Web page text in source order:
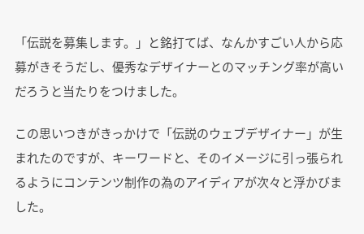
「伝説を募集します。」と銘打てば、なんかすごい人から応
募がきそうだし、優秀なデザイナーとのマッチング率が高い
だろうと当たりをつけました。
この思いつきがきっかけで「伝説のウェブデザイナー」が生
まれたのですが、キーワードと、そのイメージに引っ張られ
るようにコンテンツ制作の為のアイディアが次々と浮かびま
した。